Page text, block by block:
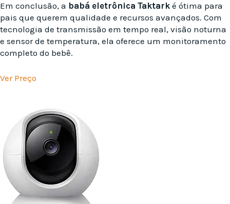
Em conclusão, a babá eletrônica Taktark é ótima para
pais que querem qualidade e recursos avançados. Com
tecnologia de transmissão em tempo real, visão noturna
e sensor de temperatura, ela oferece um monitoramento
completo do bebê.
Ver Preço